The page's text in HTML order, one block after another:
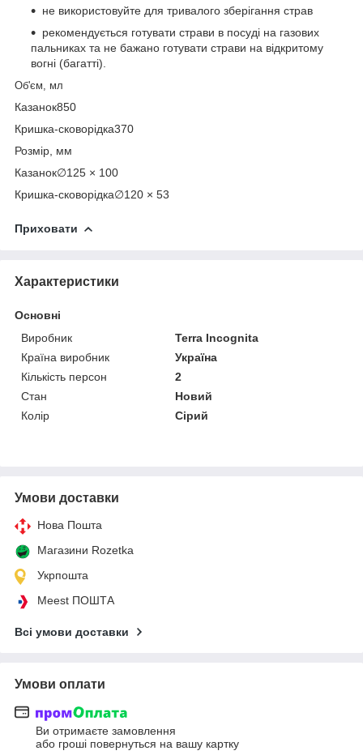
не використовуйте для тривалого зберігання страв
рекомендується готувати страви в посуді на газових
пальниках та не бажано готувати страви на відкритому
вогні (багатті).
Об'єм, мл
Казанок850
Кришка-сковорідка370
Розмір, мм
Казанок∅125 × 100
Кришка-сковорідка∅120 × 53
Приховати
Характеристики
Основні
Виробник
Terra Incognita
Країна виробник
Україна
Кількість персон
2
Стан
Новий
Колір
Сірий
Умови доставки
Нова Пошта
Магазини Rozetka
Укрпошта
Meest ПОШТА
Всі умови доставки
Умови оплати
Ви отримаєте замовлення
або гроші повернуться на вашу картку